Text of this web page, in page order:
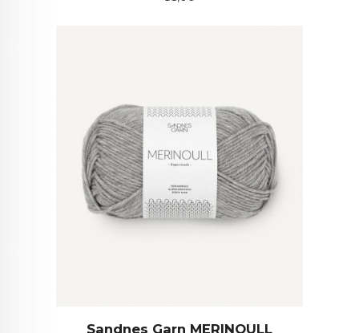
Sandnes Garn MERINOULL